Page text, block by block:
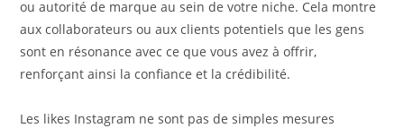
ou autorité de marque au sein de votre niche. Cela montre
aux collaborateurs ou aux clients potentiels que les gens
sont en résonance avec ce que vous avez à offrir,
renforçant ainsi la confiance et la crédibilité.
Les likes Instagram ne sont pas de simples mesures